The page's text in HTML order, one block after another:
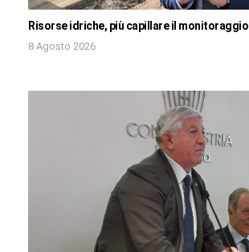
Risorse idriche, più capillare il monitoraggio
8 Agosto 2026